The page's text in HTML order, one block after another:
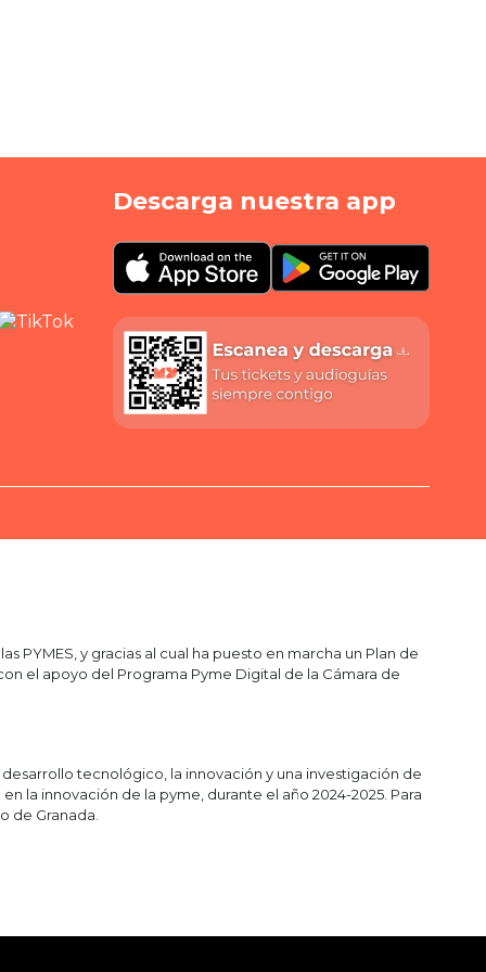
Descarga nuestra app
PYMES, y gracias al cual ha puesto en marcha un Plan de
el apoyo del Programa Pyme Digital de la Cámara de
tecnológico, la innovación y una investigación de
la innovación de la pyme, durante el año 2024-2025. Para
de Granada.